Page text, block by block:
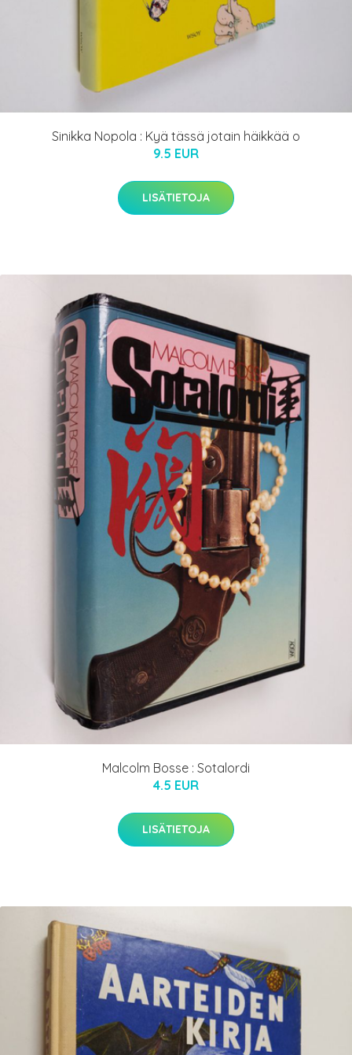
Sinikka Nopola : Kyä tässä jotain häikkää o
9.5 EUR
LISÄTIETOJA
Malcolm Bosse : Sotalordi
4.5 EUR
LISÄTIETOJA